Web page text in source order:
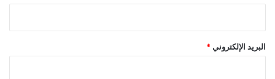
البريد الإلكتروني *